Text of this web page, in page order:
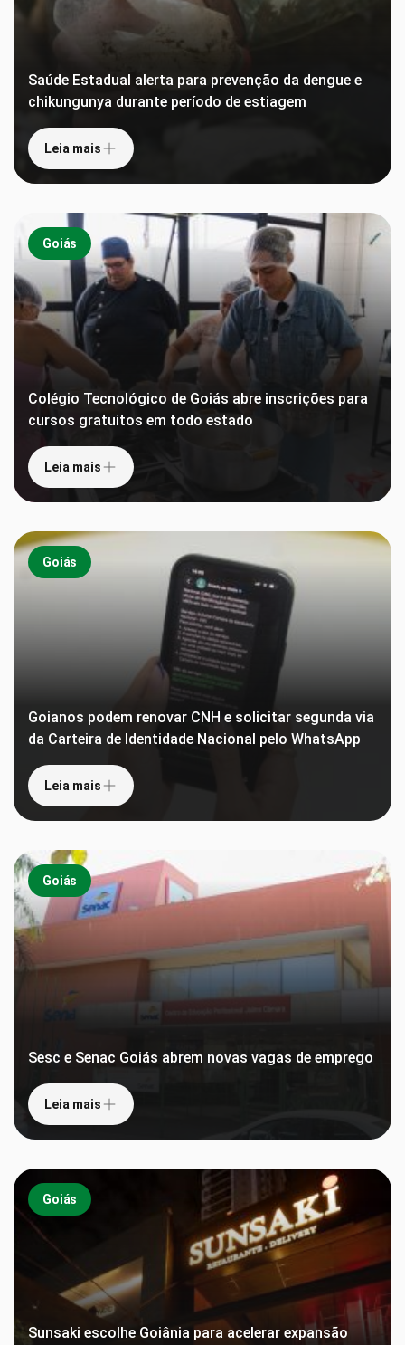
Saúde Estadual alerta para prevenção da dengue e
chikungunya durante período de estiagem
Leia mais
Goiás
Colégio Tecnológico de Goiás abre inscrições para
cursos gratuitos em todo estado
Leia mais
Goiás
Goianos podem renovar CNH e solicitar segunda via
da Carteira de Identidade Nacional pelo WhatsApp
Leia mais
Goiás
Sesc e Senac Goiás abrem novas vagas de emprego
Leia mais
Goiás
Sunsaki escolhe Goiânia para acelerar expansão